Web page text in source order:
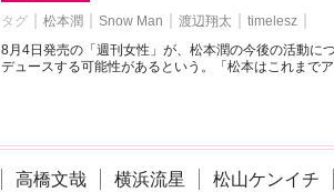
タグ 松本潤 Snow Man 渡辺翔太
timelesz
8月4日発売の「週刊女性」が、松本潤の今後の活動に
デュースする可能性があるという。「松本はこれまで
高橋文哉 横浜流星 松山ケンイチ